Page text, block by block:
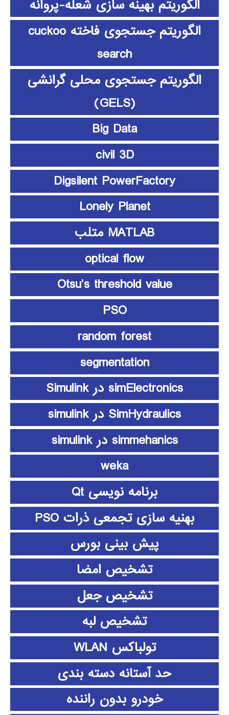
الگوریتم بهینه سازی شعله-پروانه
الگوریتم جستجوی فاخته cuckoo
search
الگوریتم جستجوی محلی گرانشی
(GELS)
Big Data
civil 3D
Digsilent PowerFactory
Lonely Planet
MATLAB متلب
optical flow
Otsu’s threshold value
PSO
random forest
segmentation
simElectronics در Simulink
SimHydraulics در simulink
simmehanics در simulink
weka
برنامه نویسی Qt
بهنیه سازی تجمعی ذرات PSO
پیش بینی بورس
تشخیص امضا
تشخیص جعل
تشخیص لبه
تولباکس WLAN
حد آستانه دسته بندی
خودرو بدون راننده